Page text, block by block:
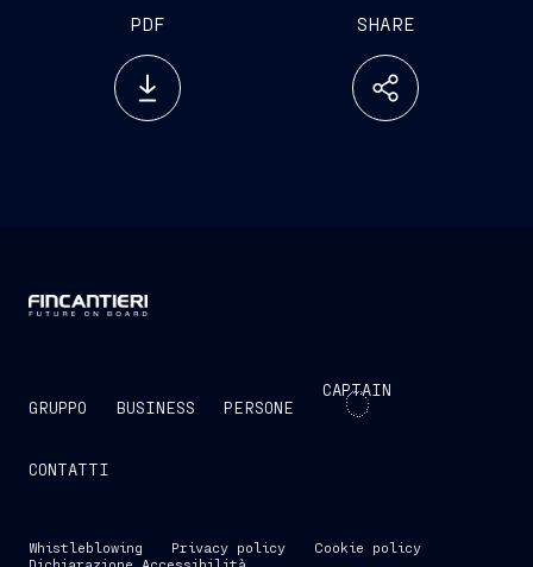
PDF SHARE
GRUPPO BUSINESS PERSONE
CAPTAIN
CONTATTI
Whistleblowing Privacy policy
Cookie policy